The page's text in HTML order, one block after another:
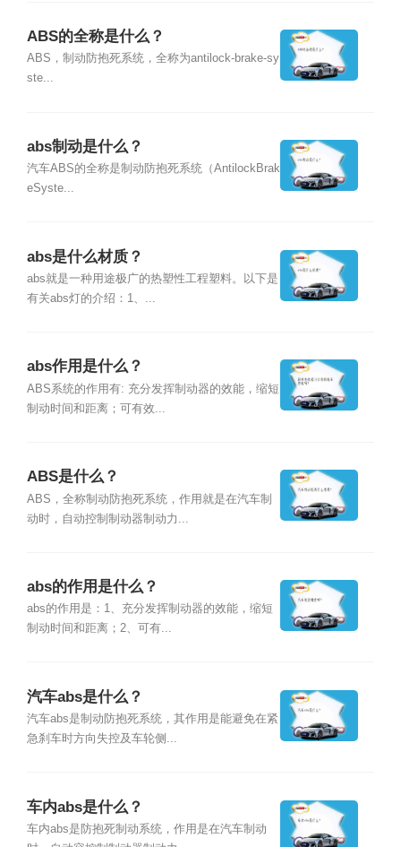
ABS的全称是什么？
ABS，制动防抱死系统，全称为antilock-brake-sy
ste...
abs制动是什么？
汽车ABS的全称是制动防抱死系统（AntilockBrak
eSyste...
abs是什么材质？
abs就是一种用途极广的热塑性工程塑料。以下是
有关abs灯的介绍：1、...
abs作用是什么？
ABS系统的作用有: 充分发挥制动器的效能，缩短
制动时间和距离；可有效...
ABS是什么？
ABS，全称制动防抱死系统，作用就是在汽车制
动时，自动控制制动器制动力...
abs的作用是什么？
abs的作用是：1、充分发挥制动器的效能，缩短
制动时间和距离；2、可有...
汽车abs是什么？
汽车abs是制动防抱死系统，其作用是能避免在紧
急刹车时方向失控及车轮侧...
车内abs是什么？
车内abs是防抱死制动系统，作用是在汽车制动